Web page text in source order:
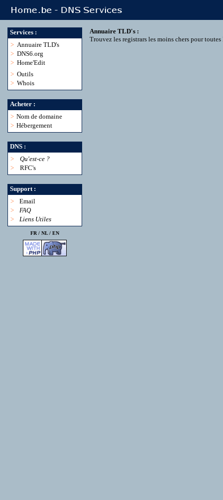
Services :
> Annuaire TLD's
> DNS6.org
> Home'Edit
> Outils
> Whois
Acheter :
> Nom de domaine
> Hébergement
DNS :
>
Qu'est-ce ?
>
RFC's
Support :
>
Email
>
FAQ
>
Liens Utiles
FR / NL/ EN
Annuaire TLD's :
Trouvez les registrars les moins chers pour